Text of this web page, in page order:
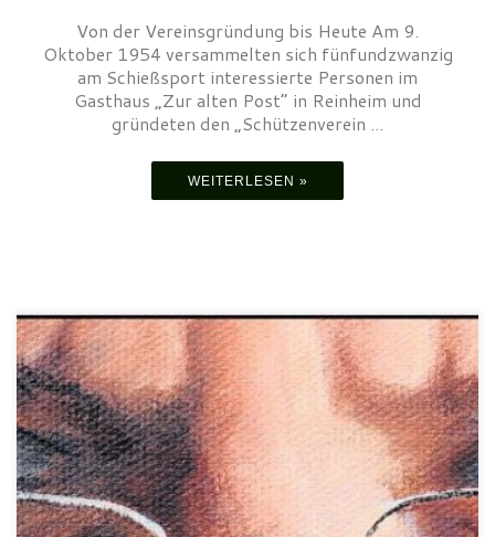
Von der Vereinsgründung bis Heute Am 9.
Oktober 1954 versammelten sich fünfundzwanzig
am Schießsport interessierte Personen im
Gasthaus „Zur alten Post“ in Reinheim und
gründeten den „Schützenverein ...
WEITERLESEN »
Wir trauern um unser langjähriges Mitglied Lothar Bergmann, der
am Samstag den 25. Oktober 2025 verstarb. Neben seinen
Hobbies wie Musik und der Malerei war er ein begeisterter
Pistolenschütze.Mit seinem Engagement und seiner
Zuverlässigkeit unterstützte er über 2 Jahrzehnte (2001-2021)
den Vorstand als Schriftführer.Als Schützenkamerad und Freund
wird er uns […]